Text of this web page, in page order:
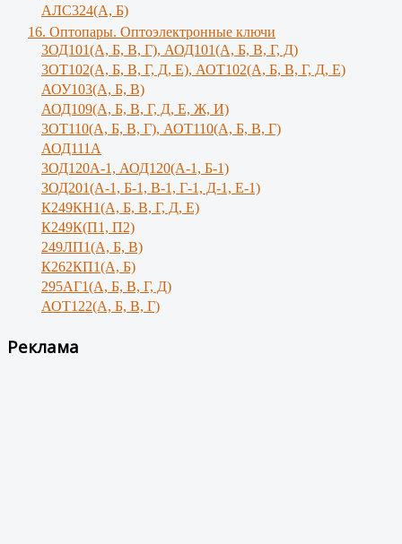
АЛС324(А, Б)
16. Оптопары. Оптоэлектронные ключи
3ОД101(А, Б, В, Г), АОД101(А, Б, В, Г, Д)
3ОТ102(А, Б, В, Г, Д, Е), АОТ102(А, Б, В, Г, Д, Е)
АОУ103(А, Б, В)
АОД109(А, Б, В, Г, Д, Е, Ж, И)
3ОТ110(А, Б, В, Г), АОТ110(А, Б, В, Г)
АОД111А
3ОД120А-1, АОД120(А-1, Б-1)
3ОД201(А-1, Б-1, В-1, Г-1, Д-1, Е-1)
К249КН1(А, Б, В, Г, Д, Е)
К249К(П1, П2)
249ЛП1(А, Б, В)
К262КП1(А, Б)
295АГ1(А, Б, В, Г, Д)
АОТ122(А, Б, В, Г)
Реклама